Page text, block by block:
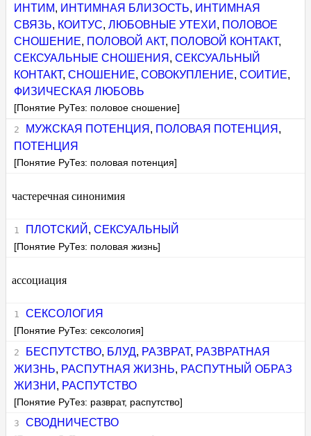
ИНТИМ, ИНТИМНАЯ БЛИЗОСТЬ, ИНТИМНАЯ
СВЯЗЬ, КОИТУС,ЛЮБОВНЫЕ УТЕХИ , ПОЛОВОЕ
СНОШЕНИЕ, ПОЛОВОЙ АКТ, ПОЛОВОЙ КОНТАКТ,
СЕКСУАЛЬНЫЕ СНОШЕНИЯ ,СЕКСУАЛЬНЫЙ
КОНТАКТ,СНОШЕНИЕ,СОВОКУПЛЕНИЕ,СОИТИЕ,
ФИЗИЧЕСКАЯ ЛЮБОВЬ
[Понятие РуТез: половое сношение]
МУЖСКАЯ ПОТЕНЦИЯ , ПОЛОВАЯ ПОТЕНЦИЯ ,
ПОТЕНЦИЯ
[Понятие РуТез: половая потенция]
частеречная синонимия
ПЛОТСКИЙ , СЕКСУАЛЬНЫЙ
[Понятие РуТез: половая жизнь]
ассоциация
СЕКСОЛОГИЯ
[Понятие РуТез: сексология]
БЕСПУТСТВО, БЛУД, РАЗВРАТ, РАЗВРАТНАЯ
ЖИЗНЬ, РАСПУТНАЯ ЖИЗНЬ, РАСПУТНЫЙ ОБРАЗ
ЖИЗНИ , РАСПУТСТВО
[Понятие РуТез: разврат, распутство]
СВОДНИЧЕСТВО